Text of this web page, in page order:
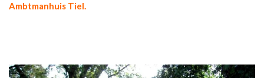
Ambtmanhuis Tiel.